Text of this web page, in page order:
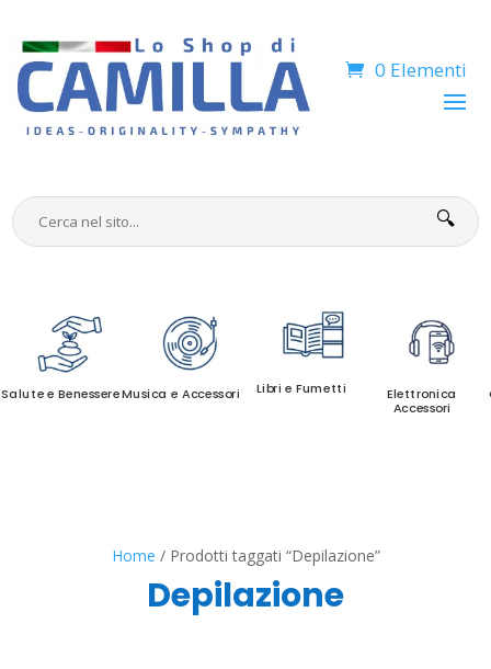
0 Elementi
🔍
Salute e BenessereMusica e Accessori Libri e Fumetti
Elettronica
Accessori
Home / Prodotti taggati “Depilazione”
Depilazione